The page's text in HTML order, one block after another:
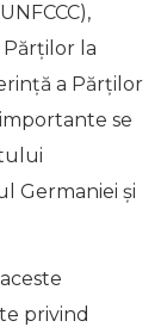
Părţilor la
a Părților
se
Germaniei și
privind